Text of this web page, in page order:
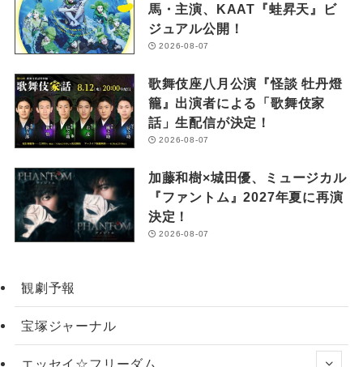
馬・主演、KAAT『蛙昇天』ビ
ジュアル公開！
2026-08-07
歌舞伎座八月公演『怪談 牡丹燈
籠』出演者による「歌舞伎家
話」生配信が決定！
2026-08-07
加藤和樹×城田優、ミュージカル
『ファントム』2027年夏に再演
決定！
2026-08-07
観劇予報
宝塚ジャーナル
エッセイ☆フリーダム